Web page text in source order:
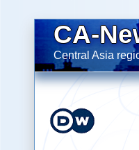
CA-
Central Asia